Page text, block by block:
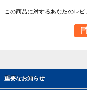
重要なお知らせ
この商品に対するあなたのレビ